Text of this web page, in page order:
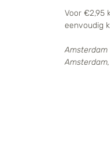
Voor €2,95
eenvoudig
Amsterdam